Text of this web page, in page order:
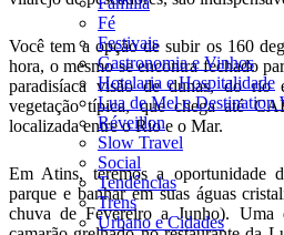
Fé
Festivais
Gastronomia e Vinhos
Hotelaria e Hospitalidade
Lua de Mel e Destination
Réveillon
Slow Travel
Social
Tendências
Trens
Urbano e Cidades
Você tem a opção de subir os 160
hora, o mesmo se encontra fechado
paradisíaca visão de dunas, do
vegetação típica, que chega até
localizada entre o Rio e o Mar.
Em Atins, teremos a oportunidade
parque e banhar em suas águas
chuva de Fevereiro a Junho). Uma